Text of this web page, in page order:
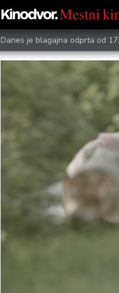
Danes je blagajna odprta od